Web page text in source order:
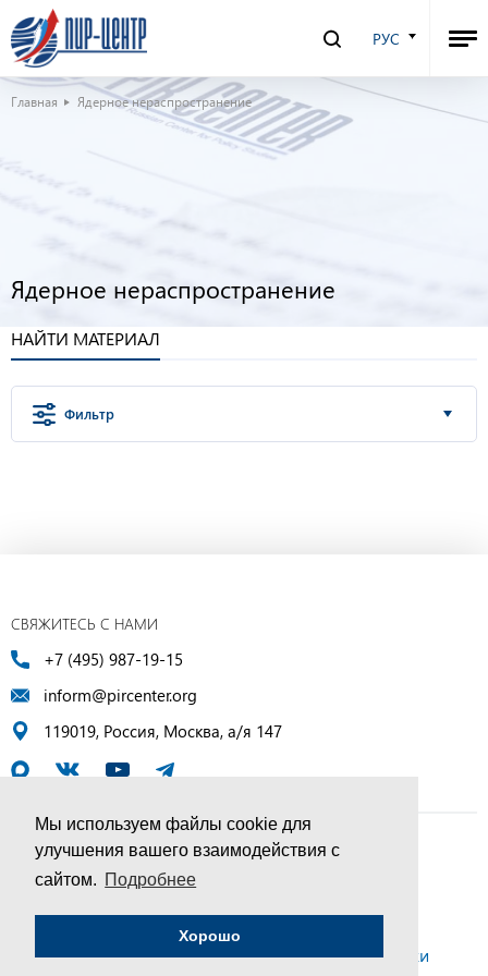
Мы используем файлы cookie для
улучшения вашего взаимодействия с
сайтом. Подробнее
Хорошо
РУС
Главная Ядерное нераспространение
Ядерное нераспространение
НАЙТИ МАТЕРИАЛ
Фильтр
СВЯЖИТЕСЬ С НАМИ
+7 (495) 987-19-15
inform@pircenter.org
119019, Россия, Москва, а/я 147
© ПИР-Центр, 1994–2025 | Все права защищены
Соглашение об обработке персональных данных
Политика конфиденциальности и условия обработки